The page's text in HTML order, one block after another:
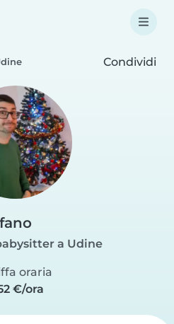
Condividi
a Udine
oraria
€/ora